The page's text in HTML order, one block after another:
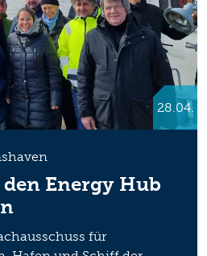
28.04.
Energy Hub
für